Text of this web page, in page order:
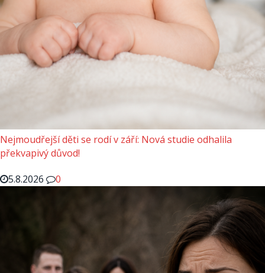
Nejmoudřejší děti se rodí v září: Nová studie odhalila
překvapivý důvod!
5.8.2026
0